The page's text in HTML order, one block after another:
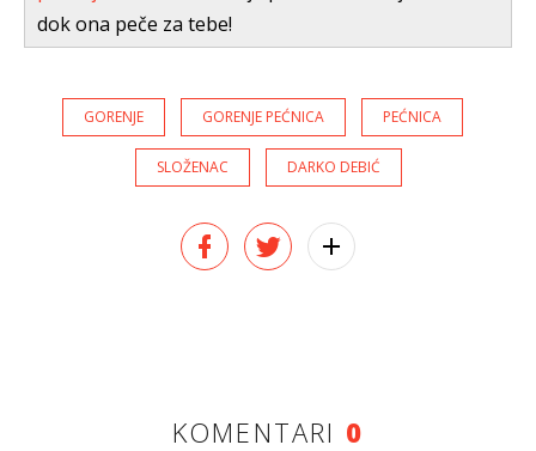
dok ona peče za tebe!
GORENJE GORENJE PEĆNICA PEĆNICA
SLOŽENAC DARKO DEBIĆ
KOMENTARI 0